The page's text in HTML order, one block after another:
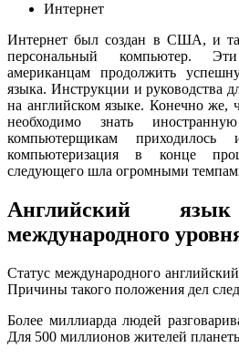
Интернет
Интернет был создан в США, и
персональный компьютер.
американцам продолжить
языка. Инструкции и руководства
на английском языке. Конечно же,
необходимо знать
компьютерщикам
компьютеризация в конце
следующего шла огромными
Английский
международного
Статус международного
Причины такого положения дел
Более миллиарда людей
Для 500 миллионов жителей